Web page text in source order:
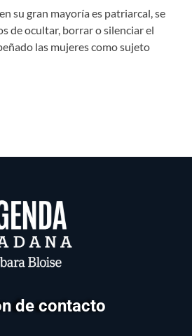
su gran mayoría es patriarcal, se
de ocultar, borrar o silenciar el
las mujeres como sujeto
de contacto